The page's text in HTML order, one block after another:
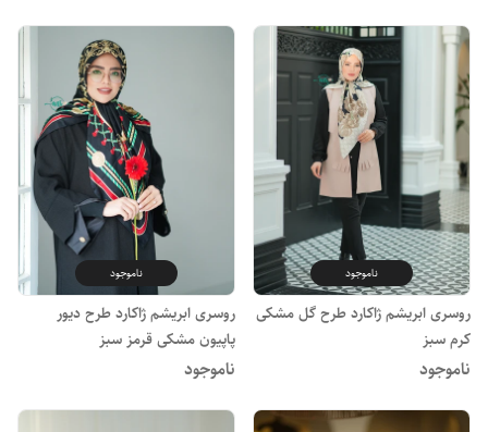
ناموجود
روسری ابریشم ژاکارد طرح گل مشکی
کرم سبز
ناموجود
ناموجود
روسری ابریشم ژاکارد طرح دیور
پاپیون مشکی قرمز سبز
ناموجود